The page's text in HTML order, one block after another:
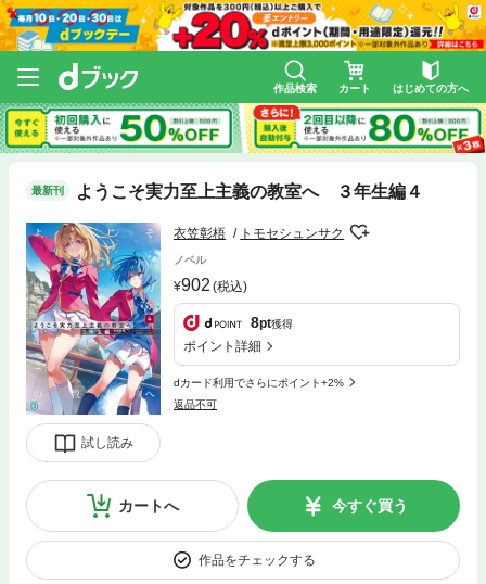
作品検索 カート はじめての方へ
最新刊 ようこそ実力至上主義の教室へ ３年生編４
試し読み
衣笠彰梧 トモセシュンサク
ノベル
902 (税込)
8pt獲得
ポイント詳細
dカード利用でさらにポイント+2%
返品不可
カートへ 今すぐ買う
作品をチェックする